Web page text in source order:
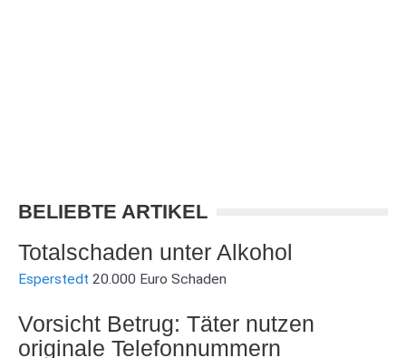
BELIEBTE ARTIKEL
Totalschaden unter Alkohol
Esperstedt 20.000 Euro Schaden
Vorsicht Betrug: Täter nutzen
originale Telefonnummern